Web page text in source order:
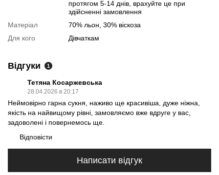
протягом 5-14 днів, врахуйте це при
здійсненні замовлення
Матеріал
70% льон, 30% віскоза
Для кого
Дівчаткам
Відгуки 1
Тетяна Косаржевська
28.04.2026 в 20:17
Неймовірно гарна сукня, наживо ще красивіша, дуже ніжна,
якість на найвищому рівні, замовляємо вже вдруге у вас,
задоволені і повернемось ще.
Відповісти
Написати відгук